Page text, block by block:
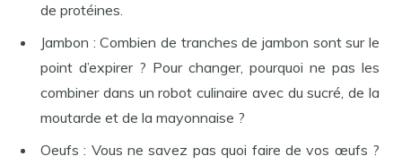
de protéines.
Jambon : Combien de tranches de jambon sont sur le
point d’expirer ? Pour changer, pourquoi ne pas les
combiner dans un robot culinaire avec du sucré, de la
moutarde et de la mayonnaise ?
Oeufs : Vous ne savez pas quoi faire de vos œufs ?